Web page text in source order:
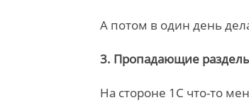
А потом в один день
3. Пропадающие
На стороне 1С что-то